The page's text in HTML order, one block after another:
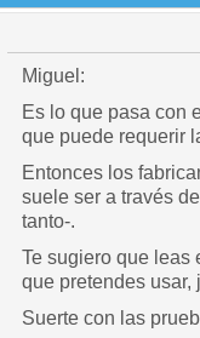
Miguel:
Es lo que pasa con
que puede requerir
Entonces los
suele ser a través
tanto-.
Te sugiero que leas
que pretendes usar,
Suerte con las